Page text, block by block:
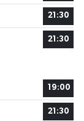
21:30
21:30
19:00
21:30